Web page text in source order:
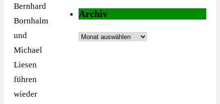
Bernhard
Bornhalm
und
Michael
Liesen
führen
wieder
Archiv
Archiv